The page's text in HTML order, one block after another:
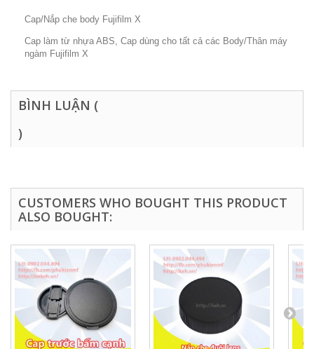
Cap/Nắp che body Fujifilm X
Cap làm từ nhựa ABS, Cap dùng cho tất cả các Body/Thân máy
ngàm Fujifilm X
BÌNH LUẬN (
)
CUSTOMERS WHO BOUGHT THIS PRODUCT
ALSO BOUGHT: